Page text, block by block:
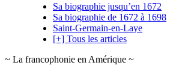
Sa biographie jusqu’en 1672
Sa biographie de 1672 à 1698
Saint-Germain-en-Laye
[+] Tous les articles
~ La francophonie en Amérique ~